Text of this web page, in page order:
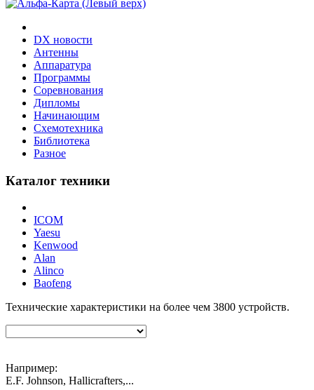
DX новости
Антенны
Аппаратура
Программы
Соревнования
Дипломы
Начинающим
Схемотехника
Библиотека
Разное
Каталог техники
ICOM
Yaesu
Kenwood
Alan
Alinco
Baofeng
Технические характеристики на более чем 3800 устройств.
Например:
E.F. Johnson, Hallicrafters,...